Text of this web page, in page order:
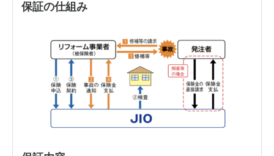
保証の仕組み